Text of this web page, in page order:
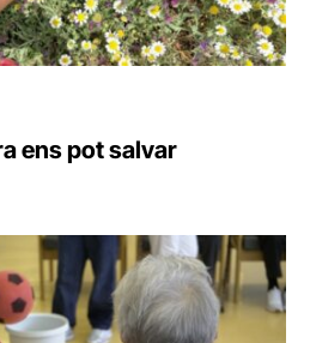
ens pot salvar